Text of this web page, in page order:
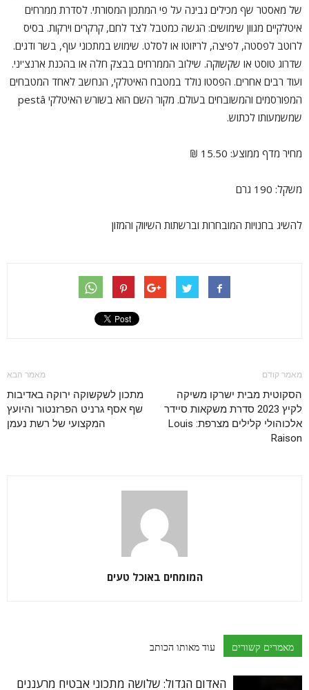
של מאסטר שף מכילים גבינה על פי המתכון המסורתי. לסדרת ממרחים
איטלקיים מגוון שימושים: הגשה כמטבל לצד לחם, קרקרים וירקות. בסיס
לרוטב לפסטה, לפיצה, לריזוטו או לסלט. שימוש במתכוני עוף, בשר ודגים.
שדרוג טוסט או שקשוקה. שילוב הממרחים בבצק חלה או בהכנת ארנצ'יני.
ועוד רבים אחרים. הפסטו נולד במטבח האיטלקי, הנחשב לאחד המטבחים
המפורסמים והמשובחים בעולם. מקור השם הוא בשורש האיטלקי pestâ
שמשמעותו לכתוש.
מחיר מדף ממוצע: 15.50 ₪
משקל: 190 גרם
להשיג בחנויות המובחרות וברשתות השיווק והמזון
מאמר קודם
הסקוטית מבית ישרקו משיקה
לקיץ 2023 סדרת משקאות סיידר
אלכוהולי קלילים מצרפת: Louis
Raison
מאמר הבא
מתכון לשקשוקה ירוקה באדיבות
שף אסף גרניט הפרזנטור והיועץ
המקצועי של רשת נעמן
המומחים באוכל טעים
מאמרים קשורים עוד מאותו הכותב
האדום הגדול: שלושה מתכוני אבטיח מרעננים